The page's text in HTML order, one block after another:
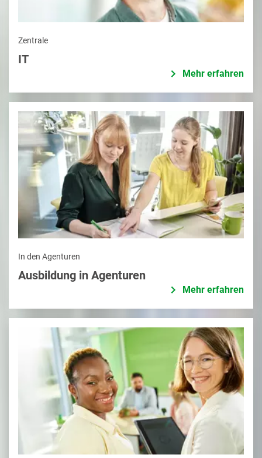
Zentrale
IT
Mehr erfahren
In den Agenturen
Ausbildung in Agenturen
Mehr erfahren